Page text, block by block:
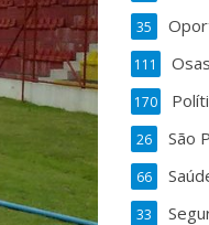
35
111
170
São
26
66
33